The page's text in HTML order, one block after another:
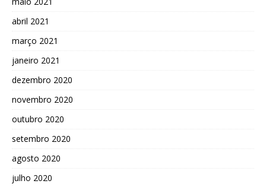
abril 2021
março 2021
janeiro 2021
dezembro 2020
novembro 2020
outubro 2020
setembro 2020
agosto 2020
julho 2020